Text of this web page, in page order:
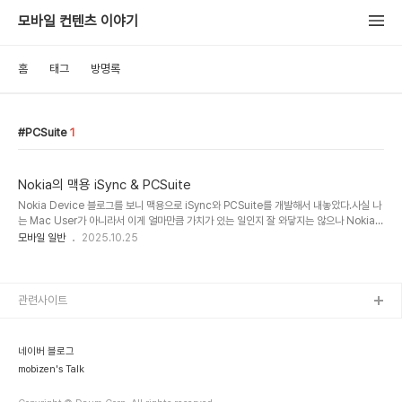
모바일 컨텐츠 이야기
홈 태그 방명록
PCSuite 1
Nokia의 맥용 iSync & PCSuite
Nokia Device 블로그를 보니 맥용으로 iSync와 PCSuite를 개발해서 내놓았다.사실 나
는 Mac User가 아니라서 이게 얼마만큼 가치가 있는 일인지 잘 와닿지는 않으나 Nokia는
그만한 가치가 있다고 생각을 했나보다. 일반적으로 Sync나 PCSuite가 무료인데에 반해
calendar, both ways- Browse your entire phone & m..
모바일 일반 2025.10.25
네이버 블로그
mobizen's Talk
관련사이트